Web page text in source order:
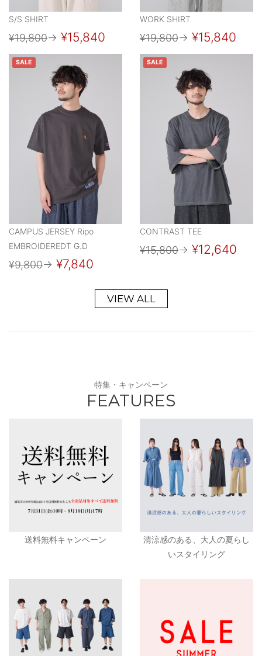
S/S SHIRT
¥19,800→ ¥15,840
WORK SHIRT
¥19,800→ ¥15,840
SALE
CAMPUS JERSEY Ripo
EMBROIDEREDT G.D
¥9,800→ ¥7,840
SALE
CONTRAST TEE
¥15,800→ ¥12,640
VIEW ALL
特集・キャンペーン
FEATURES
送料無料キャンペーン
清涼感のある、大人の夏らし
いスタイリング